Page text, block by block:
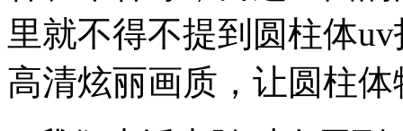
里就不得不提到圆柱体
高清炫丽画质，让圆柱